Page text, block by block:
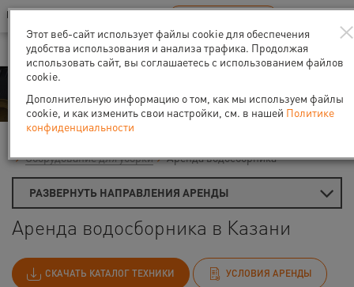
Ваш город:Казань
В Вашем регионе нет наших офисов RU EN
Аренда
Оборудование для уборки
Аренда водосборника
РАЗВЕРНУТЬ НАПРАВЛЕНИЯ АРЕНДЫ
Аренда водосборника в Казани
СКАЧАТЬ КАТАЛОГ ТЕХНИКИ УСЛОВИЯ АРЕНДЫ
Этот веб-сайт использует файлы cookie для обеспечения
удобства использования и анализа трафика. Продолжая
использовать сайт, вы соглашаетесь с использованием файлов
cookie.
Дополнительную информацию о том, как мы используем файлы
cookie, и как изменить свои настройки, см. в нашей Политике
конфиденциальности